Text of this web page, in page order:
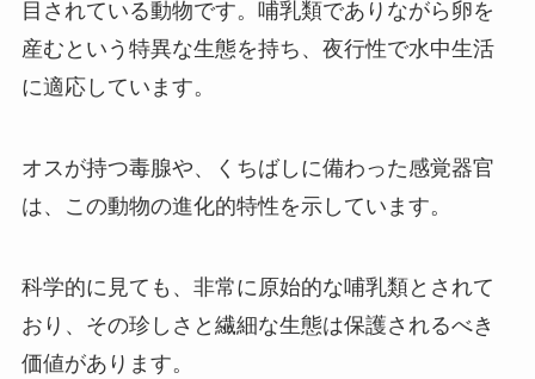
目されている動物です。哺乳類でありながら卵を
産むという特異な生態を持ち、夜行性で水中生活
に適応しています。
オスが持つ毒腺や、くちばしに備わった感覚器官
は、この動物の進化的特性を示しています。
科学的に見ても、非常に原始的な哺乳類とされて
おり、その珍しさと繊細な生態は保護されるべき
価値があります。